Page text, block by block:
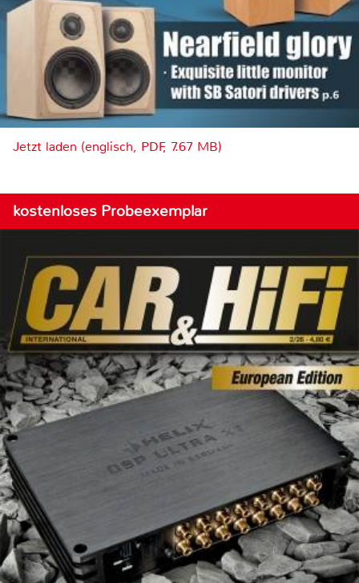
Jetzt laden (englisch, PDF, 7.67 MB)
kostenloses Probeexemplar